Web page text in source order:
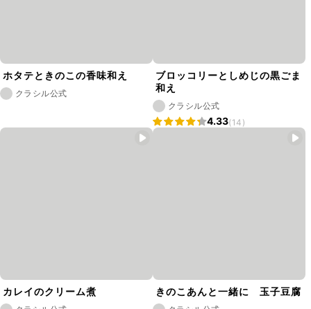
ホタテときのこの香味和え
クラシル公式
ブロッコリーとしめじの黒ごま
和え
クラシル公式
4.33(14)
カレイのクリーム煮 きのこあんと一緒に 玉子豆腐